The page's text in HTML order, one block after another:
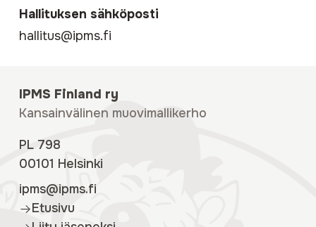
Hallituksen sähköposti
hallitus@ipms.fi
IPMS Finland ry
Kansainvälinen muovimallikerho
PL 798
00101 Helsinki
ipms@ipms.fi
Etusivu